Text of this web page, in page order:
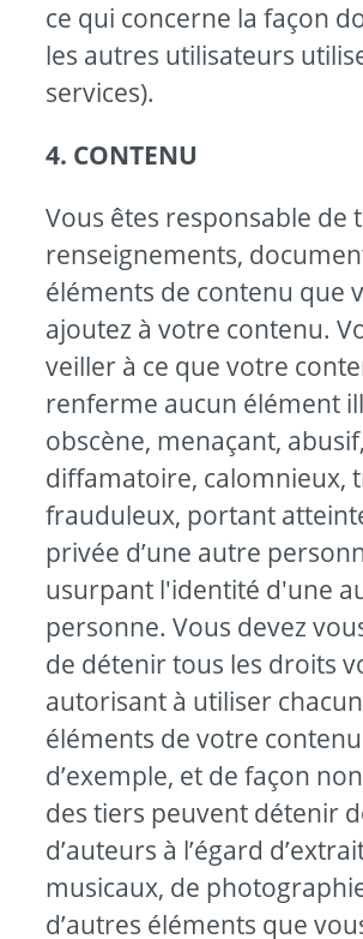
ce qui concerne la façon
les autres utilisateurs
services).
4. CONTENU
Vous êtes responsable de
renseignements,
éléments de contenu que
ajoutez à votre contenu.
veiller à ce que votre
renferme aucun élément
obscène, menaçant,
diffamatoire, calomnieux,
frauduleux, portant
privée d’une autre
usurpant l'identité d'une
personne. Vous devez
de détenir tous les droits
autorisant à utiliser
éléments de votre
d’exemple, et de façon
des tiers peuvent détenir
d’auteurs à l’égard
musicaux, de
d’autres éléments que